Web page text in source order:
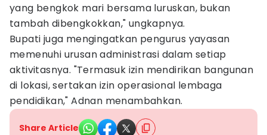
yang bengkok mari bersama luruskan, bukan
tambah dibengkokkan," ungkapnya.
Bupati juga mengingatkan pengurus yayasan
memenuhi urusan administrasi dalam setiap
aktivitasnya. "Termasuk izin mendirikan bangunan
di lokasi, sertakan izin operasional lembaga
pendidikan," Adnan menambahkan.
Share Article